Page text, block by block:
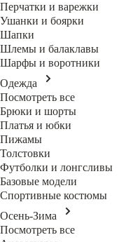
Перчатки и варежки
Ушанки и боярки
Шапки
Шлемы и балаклавы
Шарфы и воротники
Одежда
Посмотреть все
Брюки и шорты
Платья и юбки
Пижамы
Толстовки
Футболки и лонгсливы
Базовые модели
Спортивные костюмы
Осень-Зима
Посмотреть все